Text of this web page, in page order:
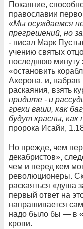
Покаяние,
православии
«Мы осуждаемся
прегрешений, но
- писал Марк
учению святых
последнюю минуту
«остановить
Ахерона, и, набрав
раскаяния, взять
придите - и
грехи ваши, как
будут красны, как
пророка Исайи,
Но прежде, чем
декабристов»,
чем и перед кем
революционеры.
раскаяться «душа
первый ответ на
напрашивается
надо было бы — в
крови.